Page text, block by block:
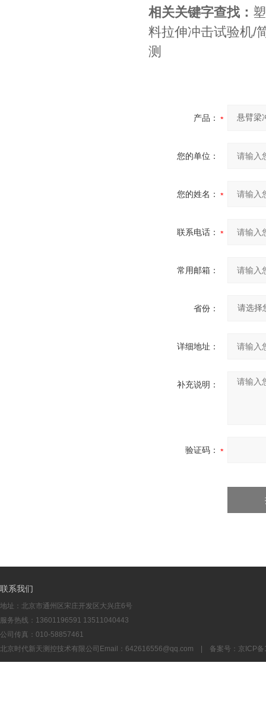
相关关键字查找：
料拉伸冲击试验机/
测
产品：
您的单位：
您的姓名：
联系电话：
常用邮箱：
省份：
详细地址：
补充说明：
验证码：
联系我们
地址：北京市通州区宋庄开发区大兴庄6号
服务热线：13601196591 13511040443
公司传真：010-58857461
北京时代新天测控技术有限公司Email： 642616556@qq.com | 备案号： 京ICP